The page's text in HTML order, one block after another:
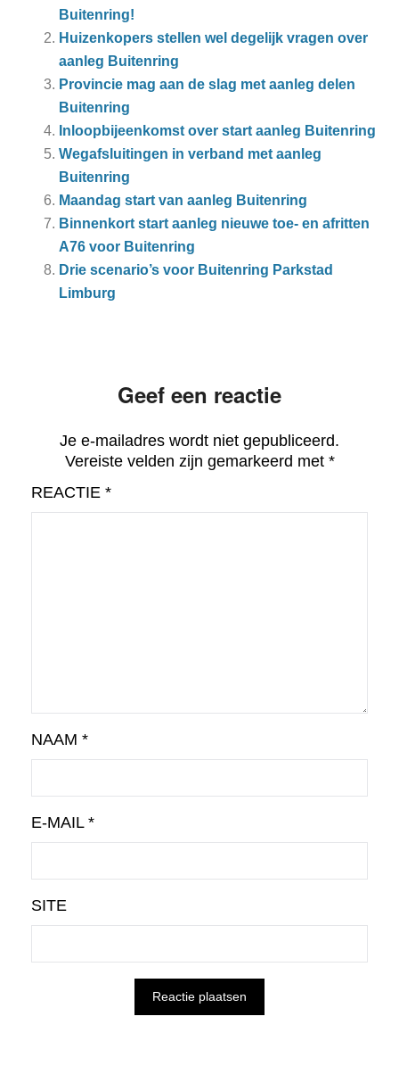
Buitenring!
Huizenkopers stellen wel degelijk vragen over
aanleg Buitenring
Provincie mag aan de slag met aanleg delen
Buitenring
Inloopbijeenkomst over start aanleg Buitenring
Wegafsluitingen in verband met aanleg
Buitenring
Maandag start van aanleg Buitenring
Binnenkort start aanleg nieuwe toe- en afritten
A76 voor Buitenring
Drie scenario’s voor Buitenring Parkstad
Limburg
Geef een reactie
Je e-mailadres wordt niet gepubliceerd.
Vereiste velden zijn gemarkeerd met *
REACTIE *
NAAM *
E-MAIL *
SITE